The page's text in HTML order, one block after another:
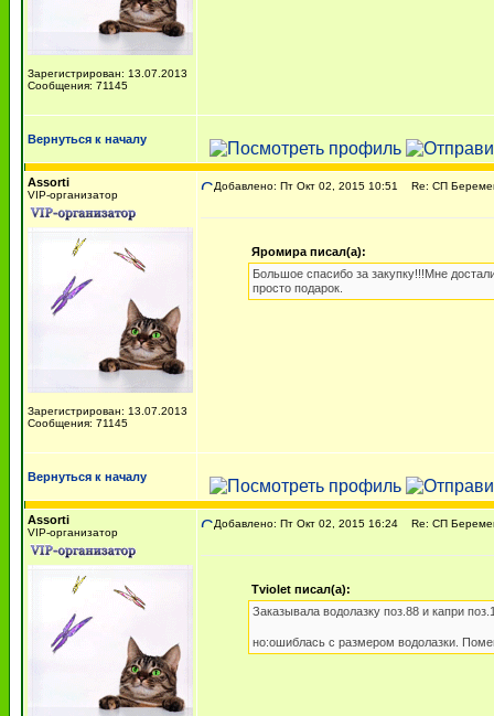
Зарегистрирован: 13.07.2013
Сообщения: 71145
Вернуться к началу
Assorti
VIP-организатор
Зарегистрирован: 13.07.2013
Сообщения: 71145
Добавлено: Пт Окт 02, 2015 10:51 Re: СП
Яромира писал(а):
Большое спасибо за закупку!!!Мне
просто подарок.
Вернуться к началу
Assorti
VIP-организатор
Добавлено: Пт Окт 02, 2015 16:24 Re: СП
Tviolet писал(а):
Заказывала водолазку поз.88 и капри
но:ошиблась с размером водолазки.